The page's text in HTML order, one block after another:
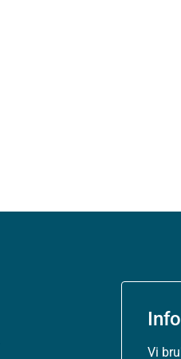
Vi